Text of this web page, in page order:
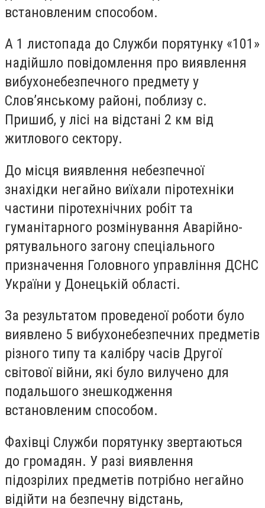
встановленим способом.
А 1 листопада до Служби порятунку «101»
надійшло повідомлення про виявлення
вибухонебезпечного предмету у
Слов’янському районі, поблизу с.
Пришиб, у лісі на відстані 2 км від
житлового сектору.
До місця виявлення небезпечної
знахідки негайно виїхали піротехніки
частини піротехнічних робіт та
гуманітарного розмінування Аварійно-
рятувального загону спеціального
призначення Головного управління ДСНС
України у Донецькій області.
За результатом проведеної роботи було
виявлено 5 вибухонебезпечних предметів
різного типу та калібру часів Другої
світової війни, які було вилучено для
подальшого знешкодження
встановленим способом.
Фахівці Служби порятунку звертаються
до громадян. У разі виявлення
підозрілих предметів потрібно негайно
відійти на безпечну відстань,